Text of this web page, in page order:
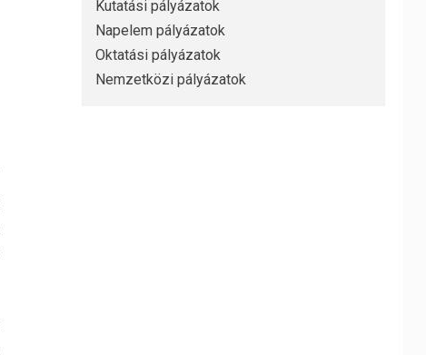
Kutatási pályázatok
Napelem pályázatok
Oktatási pályázatok
Nemzetközi pályázatok